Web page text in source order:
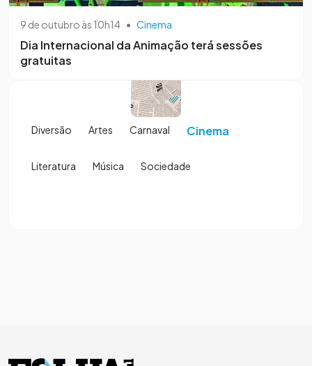
9 de outubro às 10h14 • Cinema
Dia Internacional da Animação terá sessões
gratuitas
Diversão Artes Carnaval Cinema
Literatura Música Sociedade